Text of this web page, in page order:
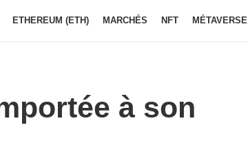
ETHEREUM (ETH) MARCHÉS NFT MÉTAVERSE
à son